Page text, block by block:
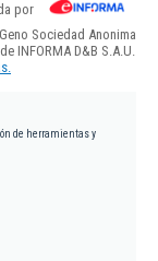
por
Sociedad Anonima
INFORMA D&B S.A.U.
de herramientas y